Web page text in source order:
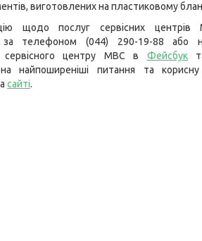
виготовлених на пластиковому
щодо послуг сервісних
за телефоном (044) 290-19-88 або
сервісного центру МВС в Фейсбук
на найпоширеніші питання та
сайті.